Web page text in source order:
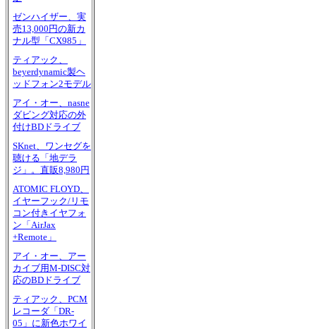
ゼンハイザー、実
売13,000円の新カ
ナル型「CX985」
ティアック、
beyerdynamic製ヘ
ッドフォン2モデル
アイ・オー、nasne
ダビング対応の外
付けBDドライブ
SKnet、ワンセグを
聴ける「地デラ
ジ」。直販8,980円
ATOMIC FLOYD、
イヤーフック/リモ
コン付きイヤフォ
ン「AirJax
+Remote」
アイ・オー、アー
カイブ用M-DISC対
応のBDドライブ
ティアック、PCM
レコーダ「DR-
05」に新色ホワイ